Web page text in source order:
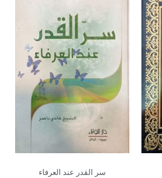
سر القدر عند العرفاء